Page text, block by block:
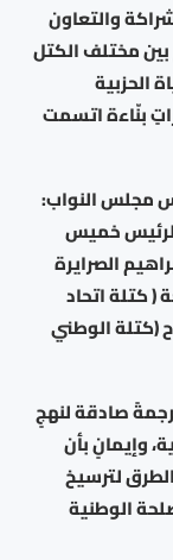
والتعاون
بين مختلف الكتل
الحزبية
بنّاءة اتسمت
مجلس النواب:
للرئيس خميس
الصرايرة
كتلة اتحاد
(كتلة الوطني
صادقة لنهجٍ
وإيمانٍ بأن
لترسيخ
الوطنية